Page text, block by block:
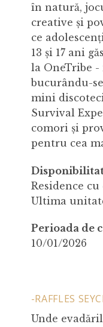
în natură,
creative și
ce
13 și 17 ani
la OneTribe -
bucurându-
mini
Survival
comori și
pentru cea
Residence
Ultima
Perioada de
10/01/2026
-RAFFLES
Unde